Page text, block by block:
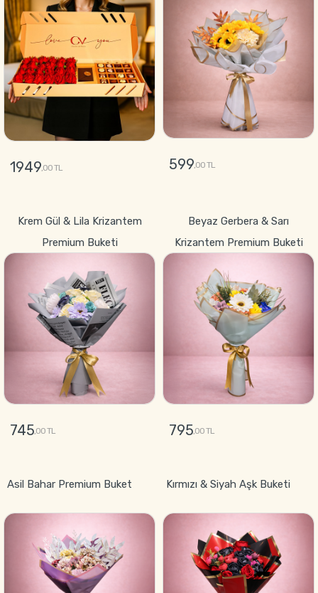
1949,00 TL 599,00 TL
Krem Gül & Lila Krizantem
Premium Buketi
745,00 TL
Beyaz Gerbera & Sarı
Krizantem Premium Buketi
795,00 TL
Asil Bahar Premium Buket Kırmızı & Siyah Aşk Buketi